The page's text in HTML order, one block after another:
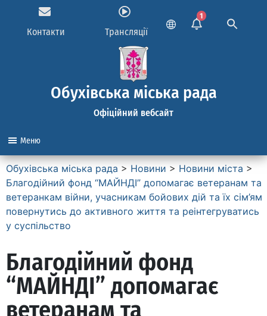
Контакти Трансляції
1
Обухівська міська рада
Офіційний вебсайт
Меню
Обухівська міська рада > Новини > Новини міста >
Благодійний фонд “МАЙНДІ” допомагає ветеранам та
ветеранкам війни, учасникам бойових дій та їх сім’ям
повернутись до активного життя та реінтегруватись
у суспільство
Благодійний фонд
“МАЙНДІ” допомагає
ветеранам та